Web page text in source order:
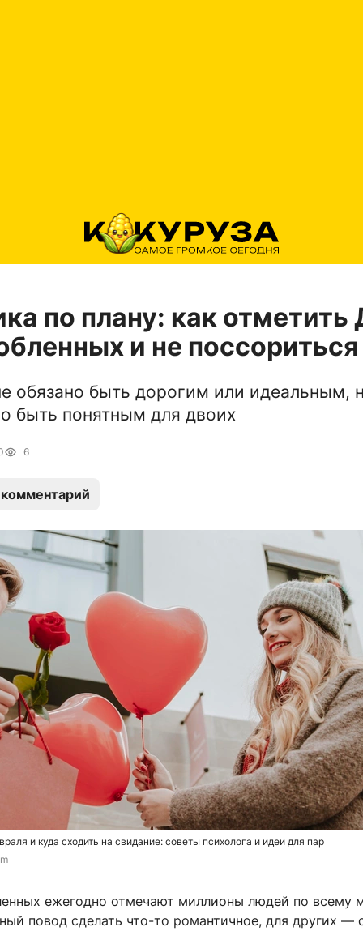
по плану: как отметить
и не поссориться
обязано быть дорогим или идеальным,
быть понятным для двоих
6
и куда сходить на свидание: советы психолога и идеи для пар
ежегодно отмечают миллионы людей по всему
повод сделать что-то романтичное, для других —